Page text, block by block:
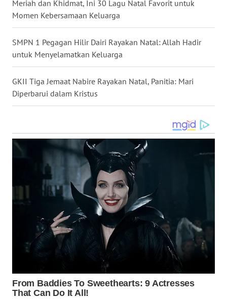
Meriah dan Khidmat, Ini 30 Lagu Natal Favorit untuk
Momen Kebersamaan Keluarga
SMPN 1 Pegagan Hilir Dairi Rayakan Natal: Allah Hadir
untuk Menyelamatkan Keluarga
‎GKII Tiga Jemaat Nabire Rayakan Natal, Panitia: Mari
Diperbarui dalam Kristus
WN
SULSEL
WN
GORONTALO
WN
SULUT
DAIRI
DANAU
TOBA
WN
NIAS